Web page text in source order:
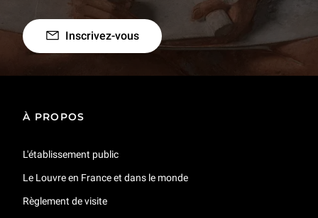
Inscrivez-vous
À PROPOS
L'établissement public
Le Louvre en France et dans le monde
Règlement de visite